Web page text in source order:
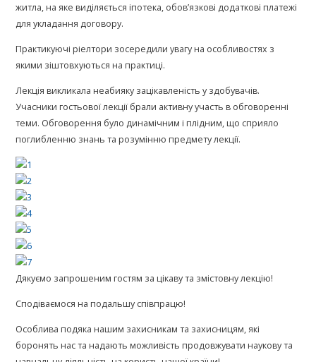
житла, на яке виділяється іпотека, обов’язкові додаткові платежі
для укладання договору.
Практикуючі ріелтори зосередили увагу на особливостях з
якими зіштовхуються на практиці.
Лекція викликала неабияку зацікавленість у здобувачів.
Учасники гостьової лекції брали активну участь в обговоренні
теми. Обговорення було динамічним і плідним, що сприяло
поглибленню знань та розумінню предмету лекції.
Дякуємо запрошеним гостям за цікаву та змістовну лекцію!
Сподіваємося на подальшу співпрацю!
Особлива подяка нашим захисникам та захисницям, які
боронять нас та надають можливість продовжувати наукову та